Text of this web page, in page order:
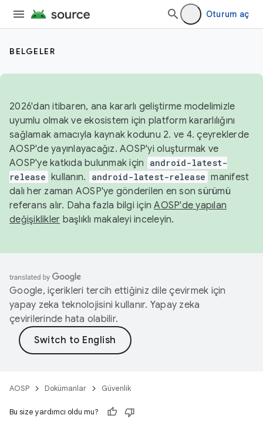
Oturum aç
BELGELER
2026'dan itibaren, ana kararlı geliştirme modelimizle
uyumlu olmak ve ekosistem için platform kararlılığını
sağlamak amacıyla kaynak kodunu 2. ve 4. çeyreklerde
AOSP'de yayınlayacağız. AOSP'yi oluşturmak ve
AOSP'ye katkıda bulunmak için
android-latest-
release kullanın. android-latest-release manifest
dalı her zaman AOSP'ye gönderilen en son sürümü
referans alır. Daha fazla bilgi içinAOSP'de yapılan
değişiklikler başlıklı makaleyi inceleyin.
Google, içerikleri tercih ettiğiniz dile çevirmek için
yapay zeka teknolojisini kullanır. Yapay zeka
çevirilerinde hata olabilir.
AOSP Dokümanlar Güvenlik
Bu size yardımcı oldu mu?